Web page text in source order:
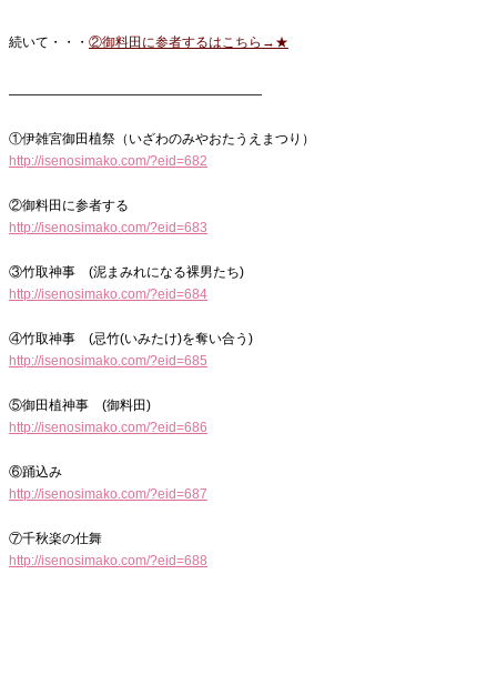
続いて・・・ ②御料田に参者するはこちら→★
———————————————————
①伊雑宮御田植祭（いざわのみやおたうえまつり）
http://isenosimako.com/?eid=682
②御料田に参者する
http://isenosimako.com/?eid=683
③竹取神事 (泥まみれになる裸男たち)
http://isenosimako.com/?eid=684
④竹取神事 (忌竹(いみたけ)を奪い合う)
http://isenosimako.com/?eid=685
⑤御田植神事 (御料田)
http://isenosimako.com/?eid=686
⑥踊込み
http://isenosimako.com/?eid=687
⑦千秋楽の仕舞
http://isenosimako.com/?eid=688